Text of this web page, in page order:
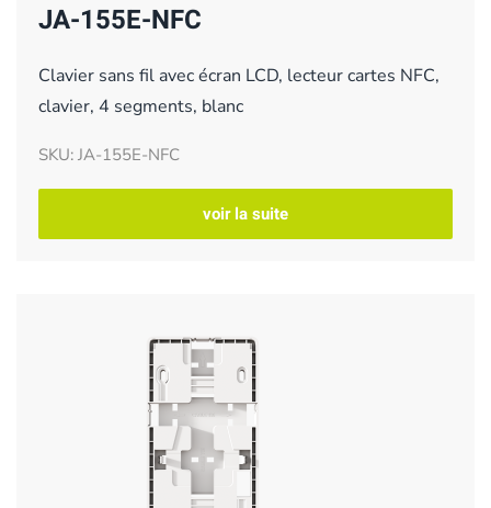
JA-155E-NFC
Clavier sans fil avec écran LCD, lecteur cartes NFC,
clavier, 4 segments, blanc
SKU: JA-155E-NFC
voir la suite